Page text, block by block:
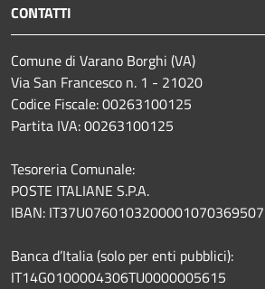
CONTATTI
Comune di Varano Borghi (VA)
Via San Francesco n. 1 - 21020
Codice Fiscale: 00263100125
Partita IVA: 00263100125
Tesoreria Comunale:
POSTE ITALIANE S.P.A.
IBAN: IT37U0760103200001070369507
Banca d’Italia (solo per enti pubblici):
IT14G0100004306TU0000005615